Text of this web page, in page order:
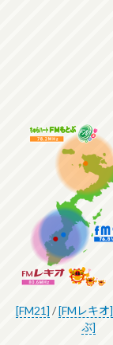
[FM21] /[FMレキオ]
ぶ]